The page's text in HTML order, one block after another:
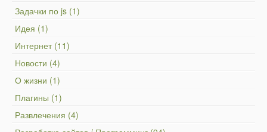
Задачки по js (1)
Идея (1)
Интернет (11)
Новости (4)
О жизни (1)
Плагины (1)
Развлечения (4)